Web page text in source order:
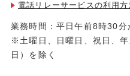
電話リレーサービスの利用方
業務時間：平日午前8時30
※土曜日、日曜日、祝日、
日）を除く